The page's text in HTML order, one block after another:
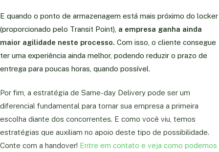
E quando o ponto de armazenagem está mais próximo do locker
(proporcionado pelo Transit Point), a empresa ganha ainda
maior agilidade neste processo. Com isso, o cliente consegue
ter uma experiência ainda melhor, podendo reduzir o prazo de
entrega para poucas horas, quando possível.
Por fim, a estratégia de Same-day Delivery pode ser um
diferencial fundamental para tornar sua empresa a primeira
escolha diante dos concorrentes. E como você viu, temos
estratégias que auxiliam no apoio deste tipo de possibilidade.
Conte com a handover! Entre em contato e veja como podemos